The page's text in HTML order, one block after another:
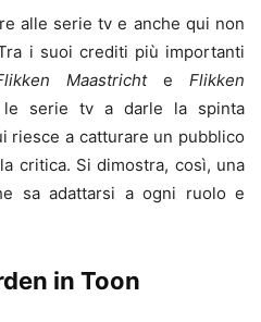
alle serie tv e anche qui non
i suoi crediti più importanti
MaastrichteFlikken
serie tv a darle la spinta
riesce a catturare un pubblico
critica. Si dimostra, così, una
sa adattarsi a ogni ruolo e
in Toon